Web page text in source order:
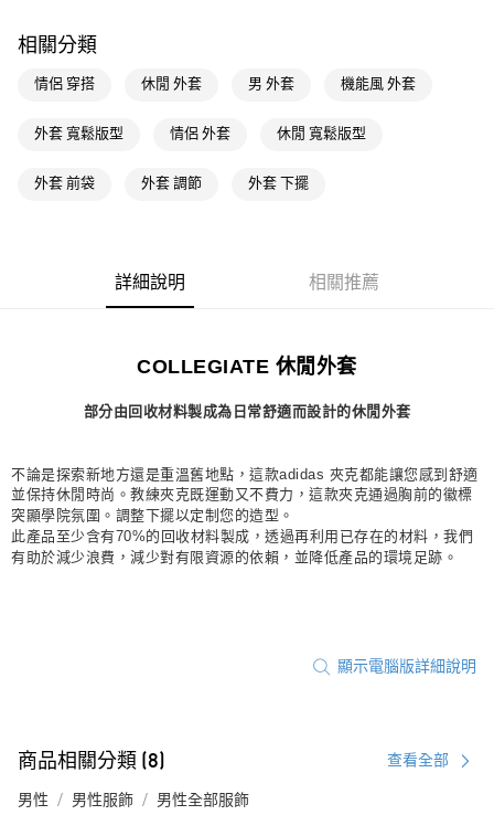
付款後全家取貨
每筆NT$80，滿NT$1,500(含以上)免運費
付款後萊爾富取貨
每筆NT$80，滿NT$1,500(含以上)免運費
每筆NT$80，滿NT$1,500(含以上)免運費
每筆NT$80，滿NT$1,500(含以上)免運費
相關分類
情侶 穿搭 休閒 外套 男 外套 機能風 外套
外套 寬鬆版型 情侶 外套 休閒 寬鬆版型
外套 前袋 外套 調節 外套 下擺
詳細說明 相關推薦
COLLEGIATE 休閒外套
部分由回收材料製成為日常舒適而設計的休閒外套
不論是探索新地方還是重溫舊地點，這款adidas 夾克都能讓您感到舒適
並保持休閒時尚。教練夾克既運動又不費力，這款夾克通過胸前的徽標
突顯學院氛圍。調整下擺以定制您的造型。
此產品至少含有70%的回收材料製成，透過再利用已存在的材料，我們
有助於減少浪費，減少對有限資源的依賴，並降低產品的環境足跡。
顯示電腦版詳細說明
商品相關分類 (8) 查看全部
男性 男性服飾 男性全部服飾